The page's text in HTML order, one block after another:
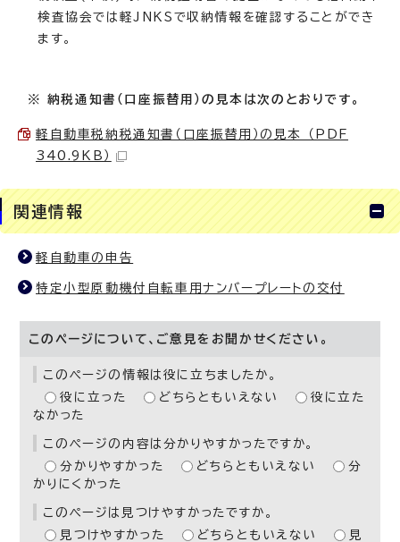
検査協会では軽JNKSで収納情報を確認することができ
ます。
※ 納税通知書（口座振替用）の見本は次のとおりです。
軽自動車税納税通知書（口座振替用）の見本 （PDF
340.9KB）
関連情報
軽自動車の申告
特定小型原動機付自転車用ナンバープレートの交付
このページについて、ご意見をお聞かせください。
このページの情報は役に立ちましたか。
役に立った
どちらともいえない
役に立た
なかった
このページの内容は分かりやすかったですか。
分かりやすかった
どちらともいえない
分
かりにくかった
このページは見つけやすかったですか。
見つけやすかった
どちらともいえない
見